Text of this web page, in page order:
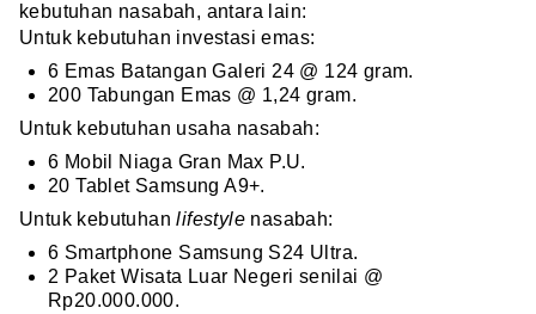
kebutuhan nasabah, antara lain:
Untuk kebutuhan investasi emas:
6 Emas Batangan Galeri 24 @ 124 gram.
200 Tabungan Emas @ 1,24 gram.
Untuk kebutuhan usaha nasabah:
6 Mobil Niaga Gran Max P.U.
20 Tablet Samsung A9+.
Untuk kebutuhanlifestyle nasabah:
6 Smartphone Samsung S24 Ultra.
2 Paket Wisata Luar Negeri senilai @
Rp20.000.000.